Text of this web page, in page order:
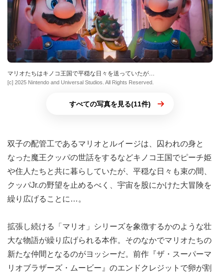
マリオたちはキノコ王国で平穏な日々を送っていたが…
[c] 2025 Nintendo and Universal Studios. All Rights Reserved.
すべての写真を見る(11件)
双子の配管工であるマリオとルイージは、囚われの身と
なった魔王クッパの世話をするなどキノコ王国でピーチ姫
や住人たちと共に暮らしていたが、平穏な日々も束の間、
クッパJr.の野望を止めるべく、宇宙を股にかけた大冒険を
繰り広げることに…。
拡張し続ける「マリオ」シリーズを象徴するかのような壮
大な物語が繰り広げられる本作。そのなかでマリオたちの
新たな仲間となるのがヨッシーだ。前作『ザ・スーパーマ
リオブラザーズ・ムービー』のエンドクレジットで卵が割